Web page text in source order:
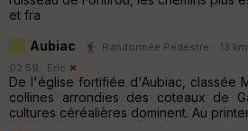
et fra
Aubiac
Randonnée Pédestre · 13
02:59 · Eric
De l'église fortifiée d'Aubiac, classée
collines arrondies des coteaux de
cultures céréalières dominent. Au